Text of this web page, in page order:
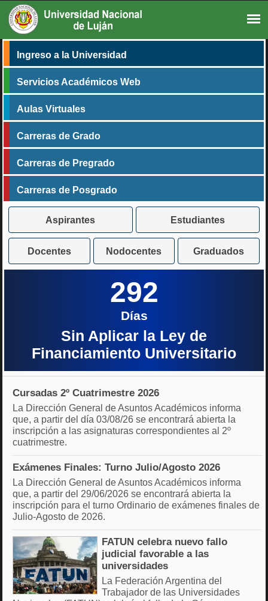
Ingreso a la Universidad
Servicios Académicos Web
Aulas Virtuales
Carreras de Grado
Carreras de Pregrado
Carreras de Posgrado
Aspirantes Estudiantes
Docentes Nodocentes Graduados
292
Días
Sin Aplicar la Ley de
Financiamiento Universitario
Cursadas 2º Cuatrimestre 2026
La Dirección General de Asuntos Académicos informa
que, a partir del día 03/08/26 se encontrará abierta la
inscripción a las asignaturas correspondientes al 2º
cuatrimestre.
Exámenes Finales: Turno Julio/Agosto 2026
La Dirección General de Asuntos Académicos informa
que, a partir del 29/06/2026 se encontrará abierta la
inscripción para el turno Ordinario de exámenes finales de
Julio-Agosto de 2026.
FATUN celebra nuevo fallo
judicial favorable a las
universidades
La Federación Argentina del
Trabajador de las Universidades